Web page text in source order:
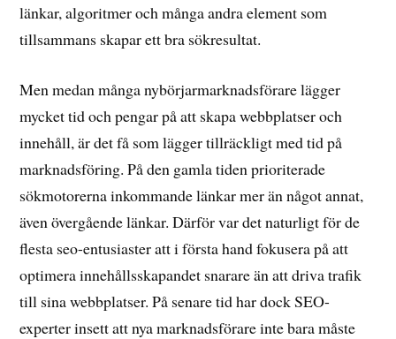
länkar, algoritmer och många andra element som
tillsammans skapar ett bra sökresultat.
Men medan många nybörjarmarknadsförare lägger
mycket tid och pengar på att skapa webbplatser och
innehåll, är det få som lägger tillräckligt med tid på
marknadsföring. På den gamla tiden prioriterade
sökmotorerna inkommande länkar mer än något annat,
även övergående länkar. Därför var det naturligt för de
flesta seo-entusiaster att i första hand fokusera på att
optimera innehållsskapandet snarare än att driva trafik
till sina webbplatser. På senare tid har dock SEO-
experter insett att nya marknadsförare inte bara måste